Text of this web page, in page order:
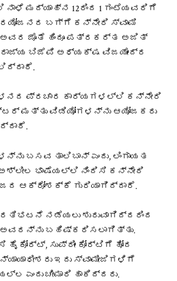
ಮದ್ಯಾಹ್ನ 12ರಿಂದ 1 ಗಂಟೆಯವರಿಗೆ
ಬಗ್ಗೆ ಕನ್ನೇರಿ ಸ್ವಾಮಿ
ಅವರ ಜೊತೆ ಹಿಂದೂ ಪತ್ರಕರ್ತ ಅಜಿತ್
ಬಿಜೆಪಿ ಅಧ್ಯಕ್ಷ ವಿಜಯೇಂದ್ರ
ಪ್ರಚಾರ ಕಾರ್ಯಗಳಲ್ಲಿ ಕನ್ನೇರಿ
ಮತ್ತು ವಿಡಿಯೋಗಳನ್ನು ಆಯೋಜಕರು
ಬಸವ ತಾಲಿಬಾನ್ ಎಂದು, ಲಿಂಗಾಯತ
ಭಾಷೆಯಲ್ಲಿ ನಿಂದಿಸಿ ಕನ್ನೇರಿ
ಆಕ್ರೋಶಕ್ಕೆ ಗುರಿಯಾಗಿದ್ದಾರೆ.
ನಡೆಯಲು ಶುರುವಾಗಿದ್ದರಿಂದ
ಅವರನ್ನು ಬಹಿಷ್ಕರಿಸಲಾಗಿತ್ತು.
ಕೋರ್ಟ್, ಸುಪ್ರೀಂ ಕೋರ್ಟಿಗೆ ಹೋದ
ಇದು ಸ್ವಾಮೀಜಿಗಳಿಗೆ
ಎಂದು ಚೀಮಾರಿ ಹಾಕಿದ್ದರು.